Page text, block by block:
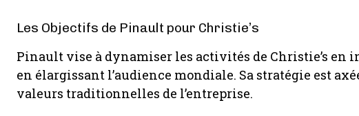
Les Objectifs de Pinault pour Christie’s
Pinault vise à dynamiser les activités de Christie’s
en élargissant l’audience mondiale. Sa stratégie est
valeurs traditionnelles de l’entreprise.